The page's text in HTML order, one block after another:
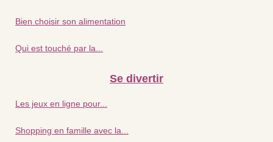
Bien choisir son alimentation
Qui est touché par la...
Se divertir
Les jeux en ligne pour...
Shopping en famille avec la...